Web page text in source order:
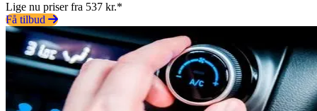
Lige nu priser fra 537 kr.*
Få tilbud